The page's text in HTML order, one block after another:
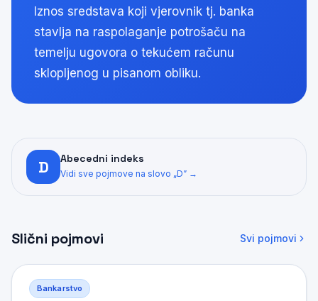
Iznos sredstava koji vjerovnik tj. banka
stavlja na raspolaganje potrošaču na
temelju ugovora o tekućem računu
sklopljenog u pisanom obliku.
D Abecedni indeks
Vidi sve pojmove na slovo „D” →
Slični pojmovi Svi pojmovi
Bankarstvo